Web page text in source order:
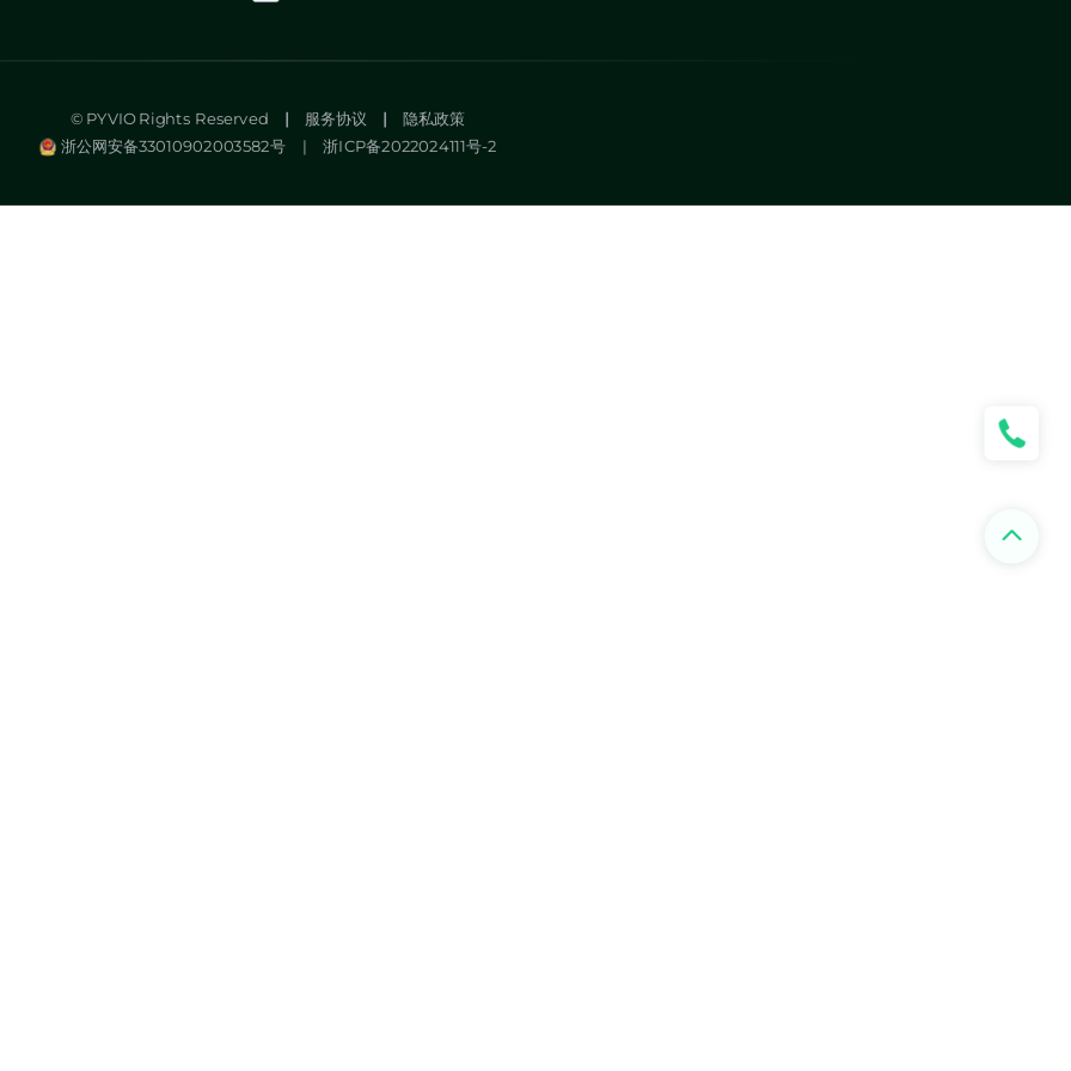
© PYVIO Rights Reserved 服务协议 隐私政策
浙公网安备33010902003582号 浙ICP备2022024111号-2